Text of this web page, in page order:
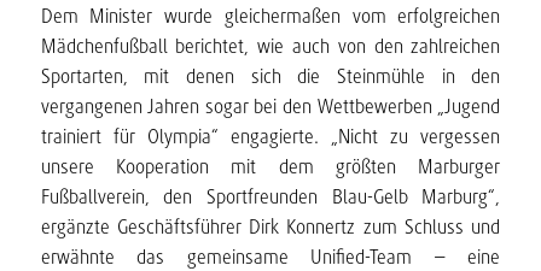
Dem Minister wurde gleichermaßen vom erfolgreichen
Mädchenfußball berichtet, wie auch von den zahlreichen
Sportarten, mit denen sich die Steinmühle in den
vergangenen Jahren sogar bei den Wettbewerben „Jugend
trainiert für Olympia“ engagierte. „Nicht zu vergessen
unsere Kooperation mit dem größten Marburger
Fußballverein, den Sportfreunden Blau-Gelb Marburg“,
ergänzte Geschäftsführer Dirk Konnertz zum Schluss und
erwähnte das gemeinsame Unified-Team – eine